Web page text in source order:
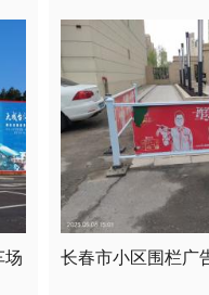
场
长春市小区围栏广